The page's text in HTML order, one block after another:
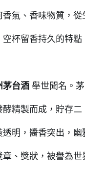
香氣、香味物質，
空杯留香持久的特點
茅台酒 舉世聞名。
酵精製而成，貯存二
透明，醬香突出，
章、獎狀，被譽為世